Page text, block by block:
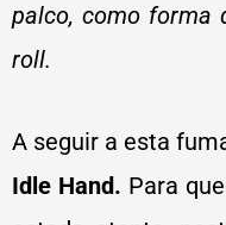
palco, como forma
roll.
A seguir a esta
Idle Hand. Para